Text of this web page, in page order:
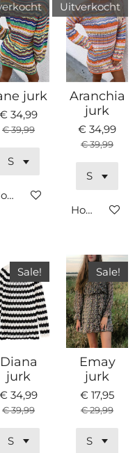
jurk
€ 34,99
€ 39,99
mij op de hoogte
Uitverkocht
Aranchia
jurk
€ 34,99
€ 39,99
Houd mij
Sale!
Diana
jurk
€ 34,99
€ 39,99
Sale!
Emay
jurk
€ 17,95
€ 29,99